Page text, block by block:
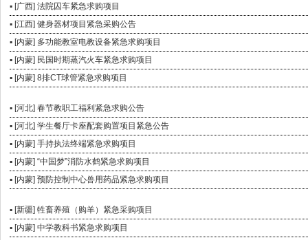
▪ [广西] 法院囚车紧急求购项目
▪ [江西] 健身器材项目紧急采购公告
▪ [内蒙] 多功能教室电教设备紧急求购项目
▪ [内蒙] 民国时期蒸汽火车紧急求购项目
▪ [内蒙] 8排CT球管紧急求购项目
▪ [河北] 春节教职工福利紧急求购公告
▪ [河北] 学生餐厅卡座配套购置项目紧急公告
▪ [内蒙] 手持执法终端紧急求购项目
▪ [内蒙] “中国梦”消防水鹤紧急求购项目
▪ [内蒙] 预防控制中心兽用药品紧急求购项目
▪ [新疆] 牲畜养殖（购羊）紧急采购项目
▪ [内蒙] 中学教科书紧急求购项目